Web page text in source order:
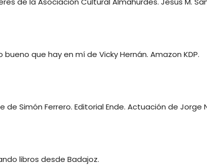
que hay en mí de Vicky Hernán. Amazon KDP.
Simón Ferrero. Editorial Ende. Actuación de Jorge
libros desde Badajoz.